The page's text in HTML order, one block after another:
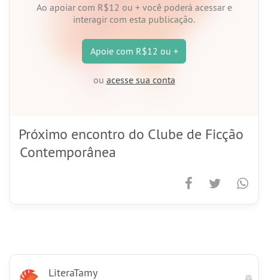
Ao apoiar com R$12 ou +você poderá acessar e
interagir com esta publicação.
Apoie com R$12 ou +
ou acesse sua conta
Próximo encontro do Clube de Ficção
Contemporânea
LiteraTamy